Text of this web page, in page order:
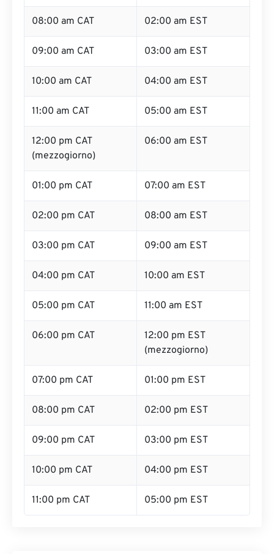
08:00 am CAT 02:00 am EST
09:00 am CAT 03:00 am EST
10:00 am CAT 04:00 am EST
11:00 am CAT 05:00 am EST
12:00 pm CAT
(mezzogiorno)
06:00 am EST
01:00 pm CAT 07:00 am EST
02:00 pm CAT 08:00 am EST
03:00 pm CAT 09:00 am EST
04:00 pm CAT 10:00 am EST
05:00 pm CAT 11:00 am EST
06:00 pm CAT
12:00 pm EST
(mezzogiorno)
07:00 pm CAT 01:00 pm EST
08:00 pm CAT 02:00 pm EST
09:00 pm CAT 03:00 pm EST
10:00 pm CAT 04:00 pm EST
11:00 pm CAT 05:00 pm EST